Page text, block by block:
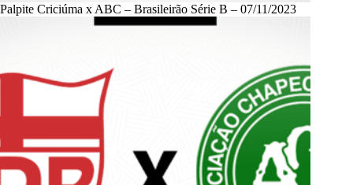
Palpite Criciúma x ABC – Brasileirão Série B – 07/11/2023